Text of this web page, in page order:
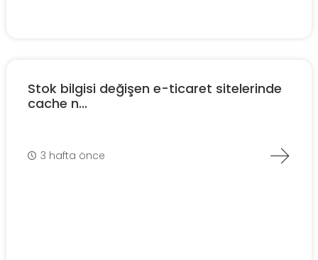
Stok bilgisi değişen e-ticaret sitelerinde
cache n...
3 hafta önce